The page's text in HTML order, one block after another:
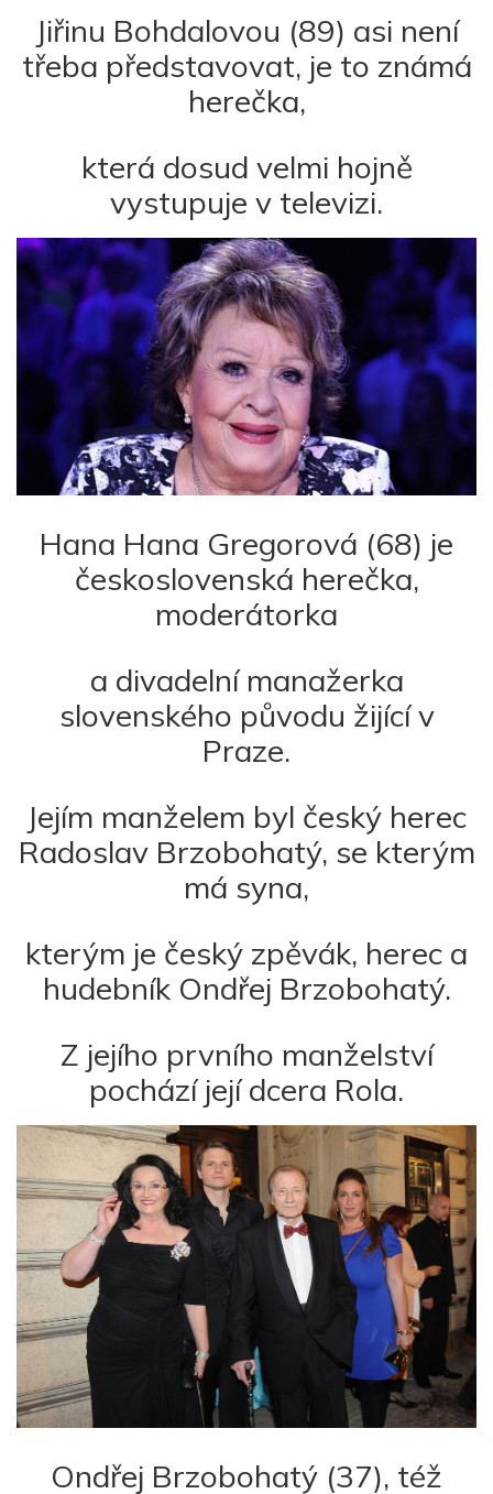
Jiřinu Bohdalovou (89) asi není
třeba představovat, je to známá
herečka,
která dosud velmi hojně
vystupuje v televizi.
Hana Hana Gregorová (68) je
československá herečka,
moderátorka
a divadelní manažerka
slovenského původu žijící v
Praze.
Jejím manželem byl český herec
Radoslav Brzobohatý, se kterým
má syna,
kterým je český zpěvák, herec a
hudebník Ondřej Brzobohatý.
Z jejího prvního manželství
pochází její dcera Rola.
Ondřej Brzobohatý (37), též